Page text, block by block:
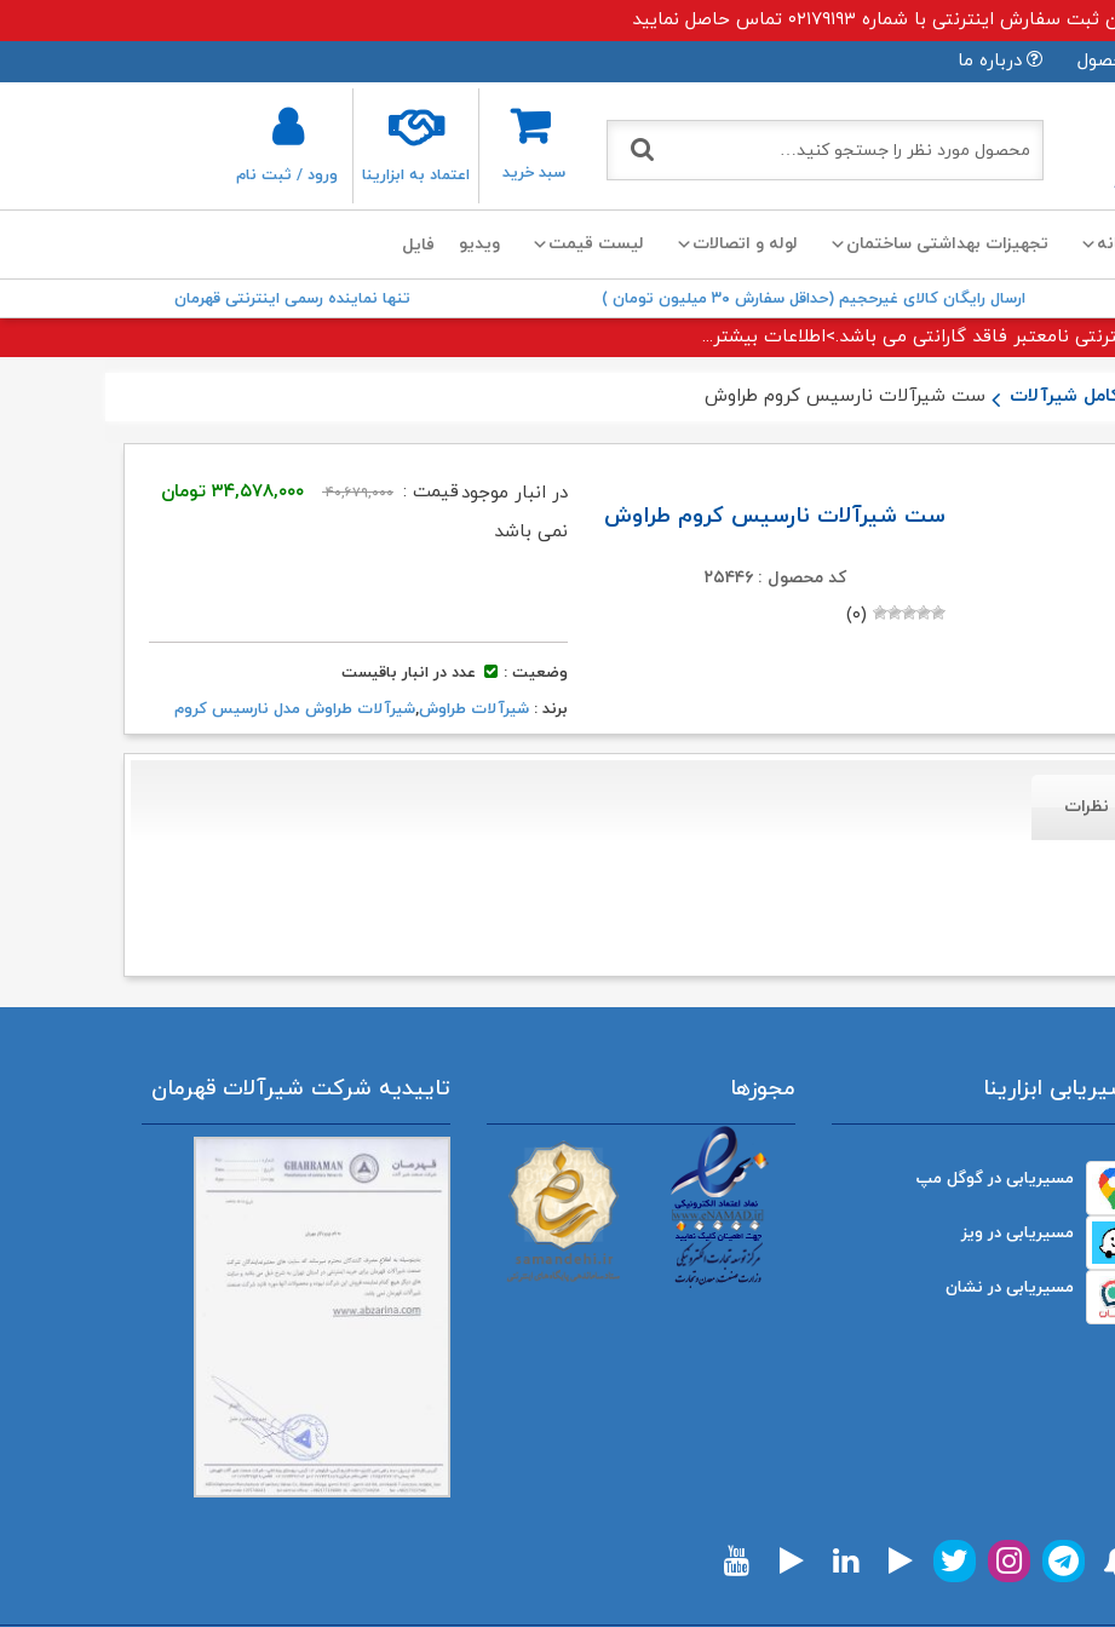
با شماره ۰۲۱۷۹۱۹۳ تماس حاصل نمایید
درباره ما
سبد خرید اعتماد به ابزارینا ورود / ثبت نام
تجهیزات بهداشتی ساختمان لوله و اتصالات لیست قیمت ویدیو فایل
ارسال رایگان کالای غیرحجیم (حداقل سفارش ۳۰ میلیون تومان ) تنها نماینده رسمی اینترنتی قهرمان
نامعتبر فاقد گارانتی می باشد.>اطلاعات بیشتر...
شیرآلات ست شیرآلات نارسیس کروم طراوش
ست شیرآلات نارسیس کروم طراوش
کد محصول : ۲۵۴۴۶
(۰)
قیمت : ۴۰,۶۷۹,۰۰۰
قیمت
۳۴,۵۷۸,۰۰۰ تومان
در انبار موجود
نمی باشد
وضعیت :
عدد در انبار باقیست
برند : شیرآلات طراوش,شیرآلات طراوش مدل نارسیس کروم
نظرات
ابزارینا
مسیریابی در گوگل مپ
مسیریابی در ویز
مسیریابی در نشان
مجوزها تاییدیه شرکت شیرآلات قهرمان